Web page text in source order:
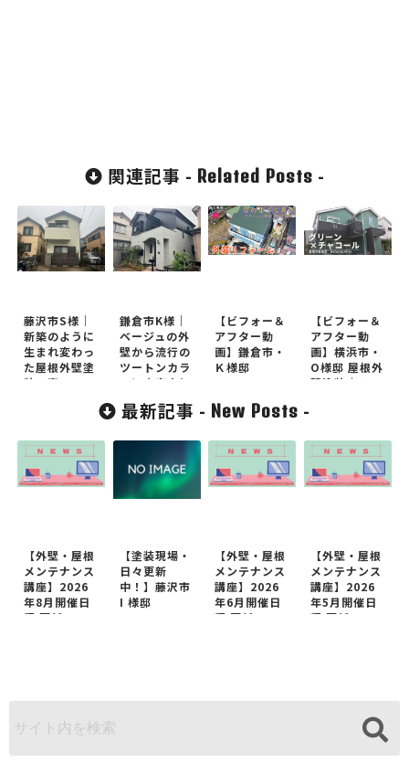
関連記事 - Related Posts -
藤沢市S様｜
新築のように
生まれ変わっ
た屋根外壁塗
装工事
鎌倉市K様｜
ベージュの外
壁から流行の
ツートンカラ
ーに大変身し
装工事
【ビフォー＆
アフター動
画】鎌倉市・
Ｋ様邸
【ビフォー＆
アフター動
画】横浜市・
O様邸 屋根外
壁塗装｜ドロ
最新記事 - New Posts -
【外壁・屋根
メンテナンス
講座】2026
年8月開催日
程 更新
【塗装現場・
日々更新
中！】藤沢市
I 様邸
【外壁・屋根
メンテナンス
講座】2026
年6月開催日
程 更新
【外壁・屋根
メンテナンス
講座】2026
年5月開催日
程 更新